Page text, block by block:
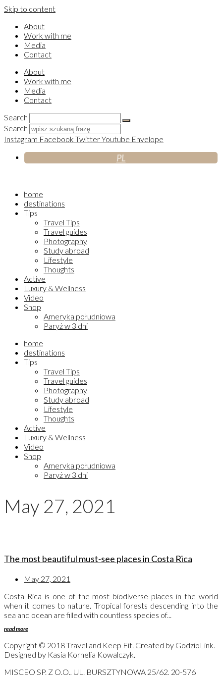
Skip to content
About
Work with me
Media
Contact
About
Work with me
Media
Contact
Search
Search
Instagram Facebook TwitterYoutube Envelope
PL
home
destinations
Tips
Travel Tips
Travel guides
Photography
Study abroad
Lifestyle
Thoughts
Active
Luxury & Wellness
Video
Shop
Ameryka południowa
Paryż w 3 dni
home
destinations
Tips
Travel Tips
Travel guides
Photography
Study abroad
Lifestyle
Thoughts
Active
Luxury & Wellness
Video
Shop
Ameryka południowa
Paryż w 3 dni
May 27, 2021
The most beautiful must-see places in Costa Rica
May 27, 2021
Costa Rica is one of the most biodiverse places in the world
when it comes to nature. Tropical forests descending into the
sea and ocean are filled with countless species of...
read more
Copyright © 2018 Travel and Keep Fit. Created by GodzioLink.
Designed by Kasia Kornelia Kowalczyk.
MISCEO SP. Z O.O., UL. BURSZTYNOWA 25/62, 20-576